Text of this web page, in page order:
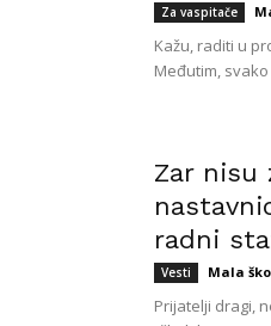
Za vaspitače
Kažu, raditi u
Međutim,
Zar nisu
radni
Vesti Mala
Prijatelji dragi,